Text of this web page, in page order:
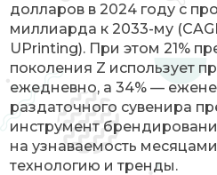
долларов в 2024 году с
миллиарда к 2033-му
UPrinting). При этом 21%
поколения Z использует
ежедневно, а 34% —
раздаточного сувенира
инструмент
на узнаваемость
технологию и тренды.